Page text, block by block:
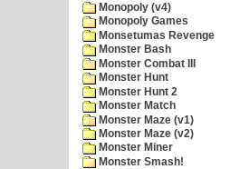
Monopoly (v4)
Monopoly Games
Monsetumas Revenge
Monster Bash
Monster Combat III
Monster Hunt
Monster Hunt 2
Monster Match
Monster Maze (v1)
Monster Maze (v2)
Monster Miner
Monster Smash!